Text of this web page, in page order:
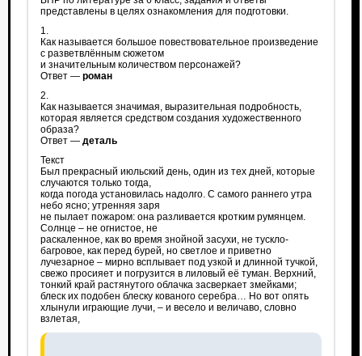
представлены в целях ознакомления для подготовки.
1.
Как называется большое повествовательное произведение
с разветвлённым сюжетом
и значительным количеством персонажей?
Ответ — роман
2.
Как называется значимая, выразительная подробность,
которая является средством создания художественного
образа?
Ответ — деталь
Текст
Был прекрасный июльский день, один из тех дней, которые
случаются только тогда,
когда погода установилась надолго. С самого раннего утра
небо ясно; утренняя заря
не пылает пожаром: она разливается кротким румянцем.
Солнце – не огнистое, не
раскаленное, как во время знойной засухи, не тускло-
багровое, как перед бурей, но светлое и приветно
лучезарное – мирно всплывает под узкой и длинной тучкой,
свежо просияет и погрузится в лиловый её туман. Верхний,
тонкий край растянутого облачка засверкает змейками;
блеск их подобен блеску кованого серебра… Но вот опять
хлынули играющие лучи, – и весело и величаво, словно
взлетая,